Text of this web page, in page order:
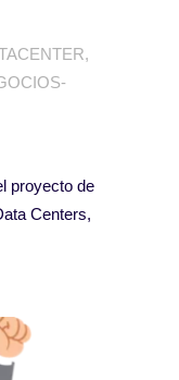
,
proyecto de
Centers,